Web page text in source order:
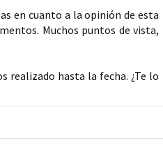
en cuanto a la opinión de esta
Muchos puntos de vista,
realizado hasta la fecha. ¿Te lo